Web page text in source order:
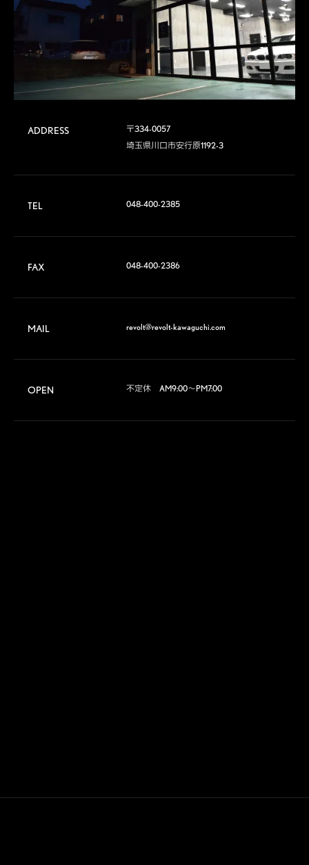
ADDRESS
〒334-0057
埼玉県川口市安行原1192-3
TEL 048-400-2385
FAX 048-400-2386
MAIL revolt@revolt-kawaguchi.com
OPEN 不定休　AM9:00～PM7:00